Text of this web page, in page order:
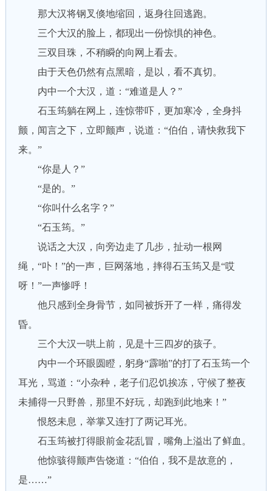
那大汉将钢叉倏地缩回，返身往回逃跑。
三个大汉的脸上，都现出一份惊惧的神色。
三双目珠，不稍瞬的向网上看去。
由于天色仍然有点黑暗，是以，看不真切。
内中一个大汉，道：“难道是人？”
石玉筠躺在网上，连惊带吓，更加寒冷，全身抖
颤，闻言之下，立即颤声，说道：“伯伯，请快救我下
来。”
“你是人？”
“是的。”
“你叫什么名字？”
“石玉筠。”
说话之大汉，向旁边走了几步，扯动一根网
绳，“卟！”的一声，巨网落地，摔得石玉筠又是“哎
呀！”一声惨呼！
他只感到全身骨节，如同被拆开了一样，痛得发
昏。
三个大汉一哄上前，见是十三四岁的孩子。
内中一个环眼圆瞪，躬身“霹啪”的打了石玉筠一个
耳光，骂道：“小杂种，老子们忍饥挨冻，守候了整夜
未捕得一只野兽，那里不好玩，却跑到此地来！”
恨怒未息，举掌又连打了两记耳光。
石玉筠被打得眼前金花乱冒，嘴角上溢出了鲜血。
他惊骇得颤声告饶道：“伯伯，我不是故意的，
是……”